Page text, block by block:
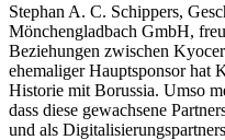
Stephan A. C. Schippers,
Mönchengladbach GmbH,
Beziehungen zwischen
ehemaliger Hauptsponsor hat
Historie mit Borussia. Umso
dass diese gewachsene
und als